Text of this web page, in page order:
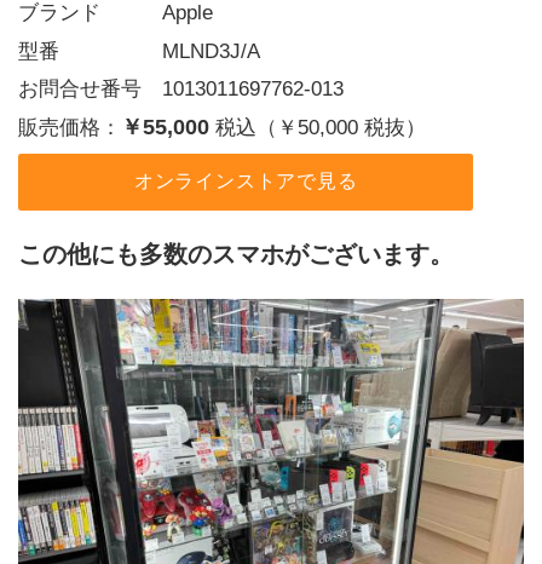
ブランド   Apple
型番     MLND3J/A
お問合せ番号 1013011697762-013
販売価格： ￥55,000 税込（￥50,000 税抜）
オンラインストアで見る
この他にも多数のスマホがございます。